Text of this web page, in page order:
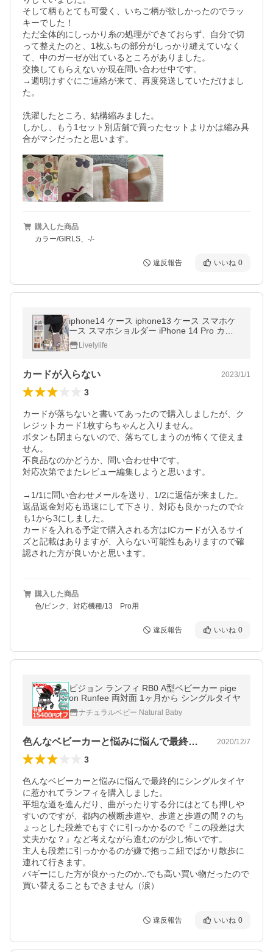
そして柄もとても可愛く、いちご柄が欲しかったのでラッ
キーでした！
ただ全体的にしっかり糸の処理ができておらず、自分で切
って整えたのと、1枚ふちの部分がしっかり縫えていなく
て、中のガーゼが出ているところがありました。
交換してもらえないか現在問い合わせ中です。
→週明けすぐにご連絡が来て、再度発送していただけまし
た。
洗濯したところ、結構縮みました。
しかし、もう1セット別店舗で買ったセットよりかは縮み具
合がマシだったと思います。
購入した商品
カラー/GIRLS、-/-
違反報告 いいね 0
iphone14 ケース iphone13 ケース スマホケ
ース スマホショルダー iPhone 14 Pro カー
ド落ちない 携帯ケース カード収納 肩掛け 耐
衝撃 ミラー付き 背面手帳型
Livelylife
カードが入らない 2023/1/1
3
カードが落ちないと書いてあったので購入しましたが、ク
レジットカード1枚すらちゃんと入りません。
ボタンも閉まらないので、落ちてしまうのが怖くて使えま
せん。
不良品なのかどうか、問い合わせ中です。
対応次第でまたレビュー編集しようと思います。
→1/1に問い合わせメールを送り、1/2に返信が来ました。
返品返金対応も迅速にして下さり、対応も良かったので☆
も1から3にしました。
カードを入れる予定で購入される方はICカードが入るサイ
ズと記載はありますが、入らない可能性もありますので確
認された方が良いかと思います。
購入した商品
色/ピンク、対応機種/13 Pro用
違反報告 いいね 0
ピジョン ランフィ RB0 A型ベビーカー pige
on Runfee 両対面 1ヶ月から シングルタイヤ
ナチュラルベビー Natural Baby
色んなベビーカーと悩みに悩んで最終的に… 2020/12/7
3
色んなベビーカーと悩みに悩んで最終的にシングルタイヤ
に惹かれてランフィを購入しました。
平坦な道を進んだり、曲がったりする分にはとても押しや
すいのですが、都内の横断歩道や、歩道と歩道の間？のち
ょっとした段差でもすぐに引っかかるので『この段差は大
丈夫かな？』など考えながら進むのが少し怖いです。
主人も段差に引っかかるのが嫌で抱っこ紐でばかり散歩に
連れて行きます。
バギーにした方が良かったのか‥でも高い買い物だったので
買い替えることもできません（涙）
違反報告 いいね 0